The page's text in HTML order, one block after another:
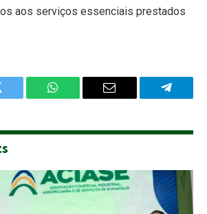
aos serviços essenciais prestados
WhatsApp Email